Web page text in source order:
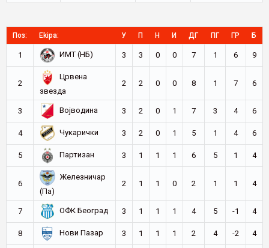
Поз: Ekipa: У П Н И ДГ ПГ ГР Б
1 ИМТ (НБ) 3 3 0 0 7 1 6 9
2
Црвена
звезда
2 2 0 0 8 1 7 6
3 Војводина 3 2 0 1 7 3 4 6
4 Чукарички 3 2 0 1 5 1 4 6
5 Партизан 3 1 1 1 6 5 1 4
6
Железничар
(Па)
2 1 1 0 2 1 1 4
7 ОФК Београд 3 1 1 1 4 5 -1 4
8 Нови Пазар 3 1 1 1 2 4 -2 4